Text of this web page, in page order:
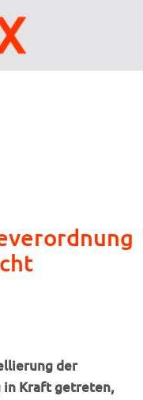
der
in Kraft getreten,